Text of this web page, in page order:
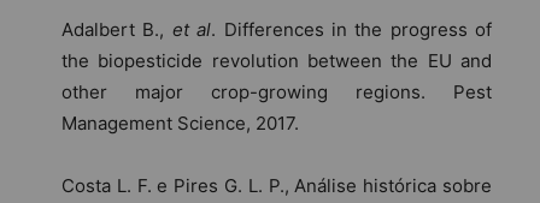
Adalbert B., et al. Differences in the progress of
the biopesticide revolution between the EU and
other major crop-growing regions. Pest
Management Science, 2017.
Costa L. F. e Pires G. L. P., Análise histórica sobre